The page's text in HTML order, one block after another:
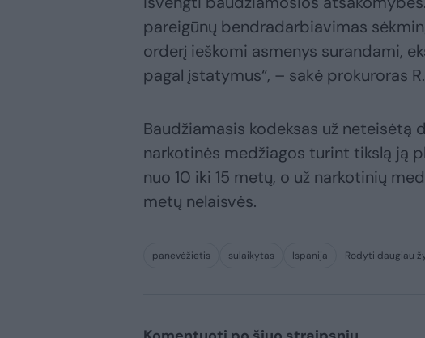
pareigūnų bendradarbiavimas
orderį ieškomi asmenys surandami,
pagal įstatymus“, – sakė prokuroras
Baudžiamasis kodeksas už
narkotinės medžiagos turint tikslą ją
nuo 10 iki 15 metų, o už narkotinių
metų nelaisvės.
panevėžietis sulaikytas Ispanija Rodyti daugiau